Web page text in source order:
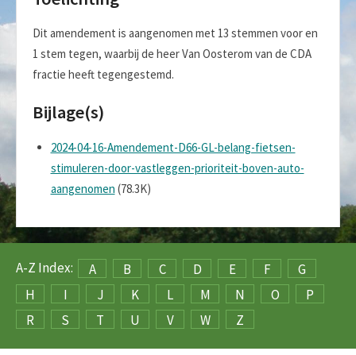
Dit amendement is aangenomen met 13 stemmen voor en
1 stem tegen, waarbij de heer Van Oosterom van de CDA
fractie heeft tegengestemd.
Bijlage(s)
2024-04-16-Amendement-D66-GL-belang-fietsen-
stimuleren-door-vastleggen-prioriteit-boven-auto-
aangenomen (78.3K)
A-Z Index: A B C D E F
G
H
I J K L M N O
P
R
S T U V W Z